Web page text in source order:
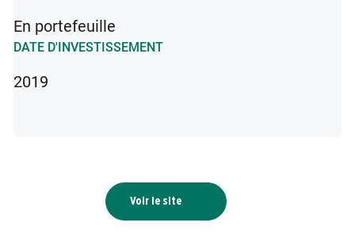
En portefeuille
DATE D'INVESTISSEMENT
2019
Voir le site